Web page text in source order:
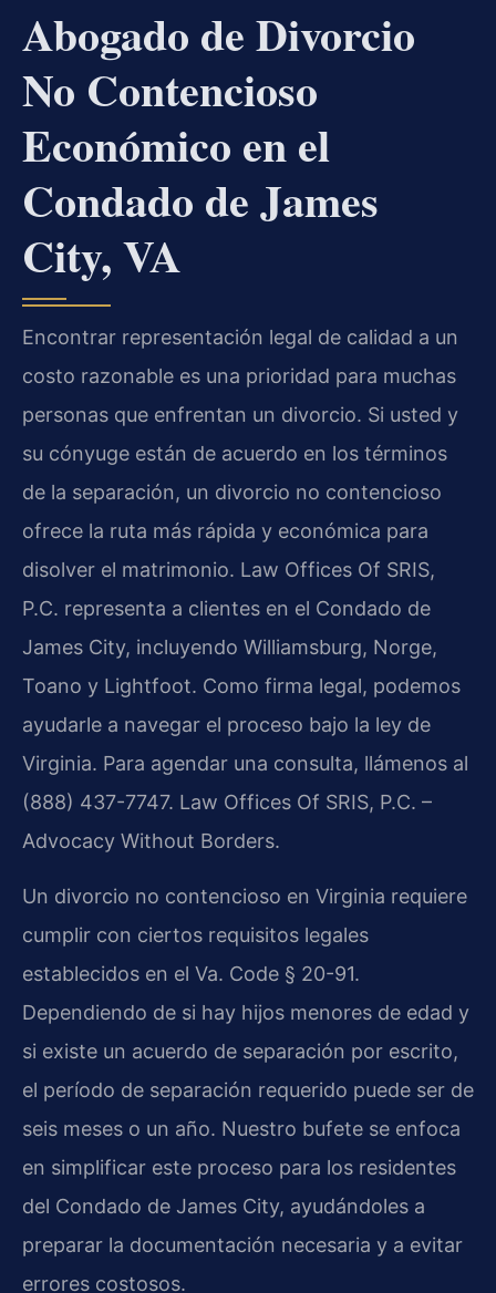
Abogado de Divorcio
No Contencioso
Económico en el
Condado de James
City, VA
Encontrar representación legal de calidad a un
costo razonable es una prioridad para muchas
personas que enfrentan un divorcio. Si usted y
su cónyuge están de acuerdo en los términos
de la separación, un divorcio no contencioso
ofrece la ruta más rápida y económica para
disolver el matrimonio. Law Offices Of SRIS,
P.C. representa a clientes en el Condado de
James City, incluyendo Williamsburg, Norge,
Toano y Lightfoot. Como firma legal, podemos
ayudarle a navegar el proceso bajo la ley de
Virginia. Para agendar una consulta, llámenos al
(888) 437-7747. Law Offices Of SRIS, P.C. –
Advocacy Without Borders.
Un divorcio no contencioso en Virginia requiere
cumplir con ciertos requisitos legales
establecidos en el Va. Code § 20-91.
Dependiendo de si hay hijos menores de edad y
si existe un acuerdo de separación por escrito,
el período de separación requerido puede ser de
seis meses o un año. Nuestro bufete se enfoca
en simplificar este proceso para los residentes
del Condado de James City, ayudándoles a
preparar la documentación necesaria y a evitar
errores costosos.